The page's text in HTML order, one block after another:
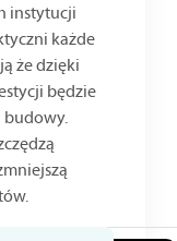
instytucji
każde
że dzięki
będzie
budowy.